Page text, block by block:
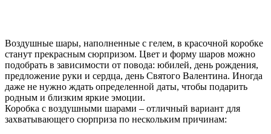
Воздушные шары, наполненные с гелем, в красочной коробке
станут прекрасным сюрпризом. Цвет и форму шаров можно
подобрать в зависимости от повода: юбилей, день рождения,
предложение руки и сердца, день Святого Валентина. Иногда
даже не нужно ждать определенной даты, чтобы подарить
родным и близким яркие эмоции.
Коробка с воздушными шарами – отличный вариант для
захватывающего сюрприза по нескольким причинам: